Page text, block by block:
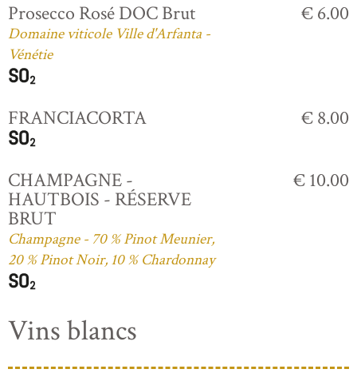
Prosecco Rosé DOC Brut
Domaine viticole Ville d'Arfanta -
Vénétie
€ 6.00
FRANCIACORTA € 8.00
CHAMPAGNE -
HAUTBOIS - RÉSERVE
BRUT
Champagne - 70 % Pinot Meunier,
20 % Pinot Noir, 10 % Chardonnay
€ 10.00
Vins blancs